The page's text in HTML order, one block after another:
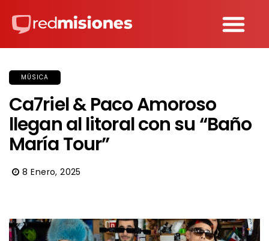
MÚSICA
Ca7riel & Paco Amoroso
llegan al litoral con su “Baño
María Tour”
8 Enero, 2025